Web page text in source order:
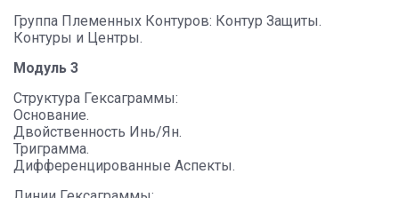
Группа Племенных Контуров: Контур Защиты.
Контуры и Центры.
Модуль 3
Структура Гексаграммы:
Основание.
Двойственность Инь/Ян.
Триграмма.
Дифференцированные Аспекты.